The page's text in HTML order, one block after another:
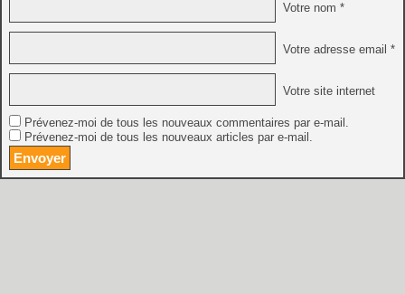
Votre nom *
Votre adresse email *
Votre site internet
Prévenez-moi de tous les nouveaux commentaires par e-mail.
Prévenez-moi de tous les nouveaux articles par e-mail.